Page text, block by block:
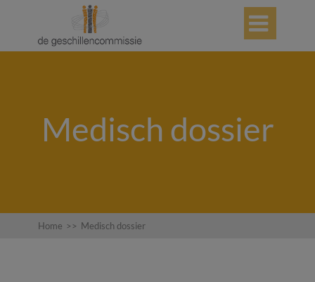

Medisch dossier
Home >> Medisch dossier